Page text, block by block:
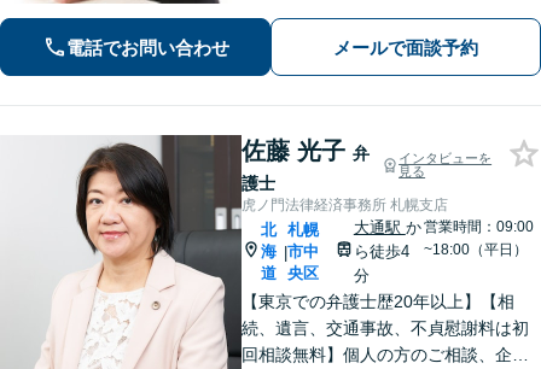
電話でお問い合わせ メールで面談予約
佐藤 光子 弁
護士
インタビューを
見る
虎ノ門法律経済事務所 札幌支店
北
海
道
|
札幌
市中
央区
大通駅 か
ら徒歩4
分
営業時間：09:00
~18:00（平日）
【東京での弁護士歴20年以上】【相
続、遺言、交通事故、不貞慰謝料は初
回相談無料】個人の方のご相談、企業